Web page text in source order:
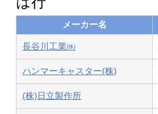
メーカー名
長谷川工業㈱
ハンマーキャスター(株)
(株)日立製作所